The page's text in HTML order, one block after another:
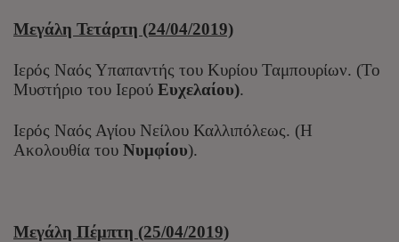
Μεγάλη Τετάρτη (24/04/2019)
Ιερός Ναός Υπαπαντής του Κυρίου Ταμπουρίων. (Το
Μυστήριο του Ιερού Ευχελαίου).
Ιερός Ναός Αγίου Νείλου Καλλιπόλεως. (Η
Ακολουθία του Νυμφίου).
Μεγάλη Πέμπτη (25/04/2019)